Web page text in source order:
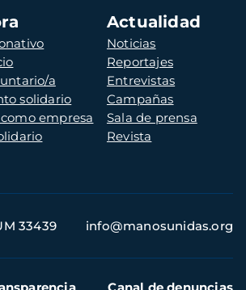
a
solidario
empresa
Actualidad
Noticias
Reportajes
Entrevistas
Campañas
Sala de prensa
Revista
33439 info@manosunidas.org
Canal de denuncias